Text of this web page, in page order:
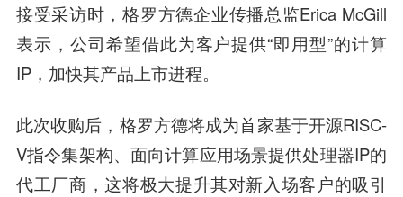
接受采访时，格罗方德企业传播总监Erica McGill
表示，公司希望借此为客户提供“即用型”的计算
IP，加快其产品上市进程。
此次收购后，格罗方德将成为首家基于开源RISC-
V指令集架构、面向计算应用场景提供处理器IP的
代工厂商，这将极大提升其对新入场客户的吸引